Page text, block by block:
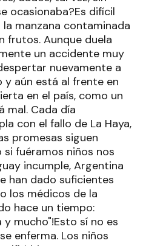
ocasionaba?Es difícil
manzana contaminada
frutos. Aunque duela
un accidente muy
nuevamente a
y aún está al frente en
en el país, como un
mal. Cada día
con el fallo de La Haya,
promesas siguen
fuéramos niños nos
incumple, Argentina
han dado suficientes
los médicos de la
hace un tiempo:
mucho"!Esto sí no es
enferma. Los niños